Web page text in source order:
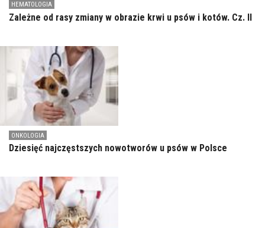
HEMATOLOGIA
Zależne od rasy zmiany w obrazie krwi u psów i kotów. Cz. II
ONKOLOGIA
Dziesięć najczęstszych nowotworów u psów w Polsce